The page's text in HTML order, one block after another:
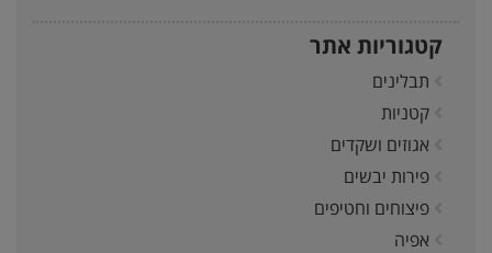
קטגוריות אתר
תבלינים
קטניות
אגוזים ושקדים
פירות יבשים
פיצוחים וחטיפים
אפיה